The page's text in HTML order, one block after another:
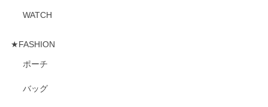
WATCH
★FASHION
ポーチ
バッグ